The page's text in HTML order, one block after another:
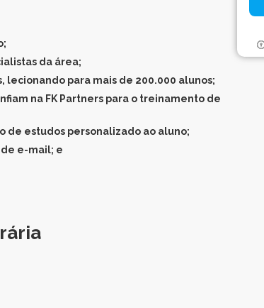
da área;
lecionando para mais de 200.000 alunos;
na FK Partners para o treinamento de
de estudos personalizado ao aluno;
e-mail; e